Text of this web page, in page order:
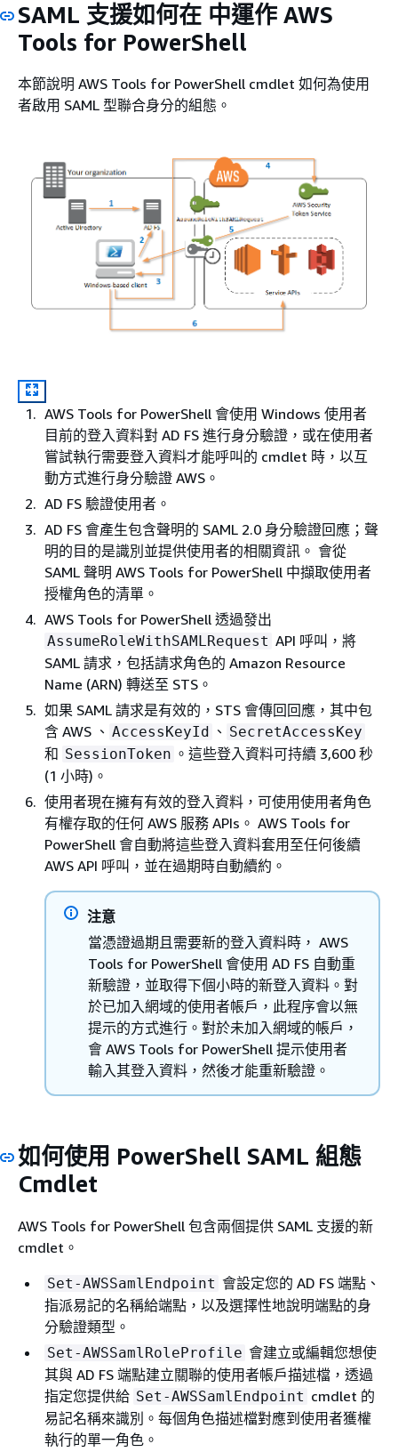
SAML 支援如何在 中運作 AWS
Tools for PowerShell
本節說明 AWS Tools for PowerShell cmdlet 如何為使用
者啟用 SAML 型聯合身分的組態。
AWS Tools for PowerShell 會使用 Windows 使用者
目前的登入資料對 AD FS 進行身分驗證，或在使用者
嘗試執行需要登入資料才能呼叫的 cmdlet 時，以互
動方式進行身分驗證 AWS。
AD FS 驗證使用者。
AD FS 會產生包含聲明的 SAML 2.0 身分驗證回應；聲
明的目的是識別並提供使用者的相關資訊。 會從
SAML 聲明 AWS Tools for PowerShell 中擷取使用者
授權角色的清單。
AWS Tools for PowerShell 透過發出
AssumeRoleWithSAMLRequest API 呼叫，將
SAML 請求，包括請求角色的 Amazon Resource
Name (ARN) 轉送至 STS。
如果 SAML 請求是有效的，STS 會傳回回應，其中包
含 AWS 、 AccessKeyId 、 SecretAccessKey
和 SessionToken 。這些登入資料可持續 3,600 秒
(1 小時)。
使用者現在擁有有效的登入資料，可使用使用者角色
有權存取的任何 AWS 服務 APIs。 AWS Tools for
PowerShell 會自動將這些登入資料套用至任何後續
AWS API 呼叫，並在過期時自動續約。
注意
當憑證過期且需要新的登入資料時， AWS
Tools for PowerShell 會使用 AD FS 自動重
新驗證，並取得下個小時的新登入資料。對
於已加入網域的使用者帳戶，此程序會以無
提示的方式進行。對於未加入網域的帳戶，
會 AWS Tools for PowerShell 提示使用者
輸入其登入資料，然後才能重新驗證。
如何使用 PowerShell SAML 組態
Cmdlet
AWS Tools for PowerShell 包含兩個提供 SAML 支援的新
cmdlet。
Set-AWSSamlEndpoint 會設定您的 AD FS 端點、
指派易記的名稱給端點，以及選擇性地說明端點的身
分驗證類型。
Set-AWSSamlRoleProfile 會建立或編輯您想使
其與 AD FS 端點建立關聯的使用者帳戶描述檔，透過
指定您提供給 Set-AWSSamlEndpoint cmdlet 的
易記名稱來識別。每個角色描述檔對應到使用者獲權
執行的單一角色。